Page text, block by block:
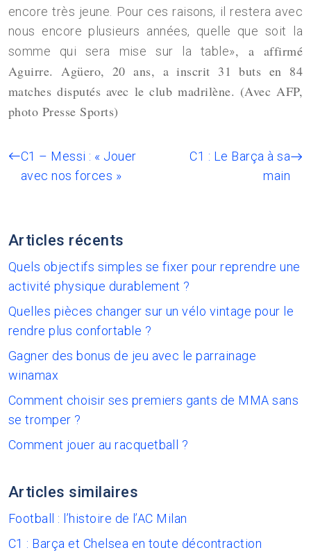
encore très jeune. Pour ces raisons, il restera avec
nous encore plusieurs années, quelle que soit la
somme qui sera mise sur la table», a affirmé
Aguirre. Agüero, 20 ans, a inscrit 31 buts en 84
matches disputés avec le club madrilène. (Avec AFP,
photo Presse Sports)
C1 – Messi : « Jouer
avec nos forces »
C1 : Le Barça à sa
main
Articles récents
Quels objectifs simples se fixer pour reprendre une
activité physique durablement ?
Quelles pièces changer sur un vélo vintage pour le
rendre plus confortable ?
Gagner des bonus de jeu avec le parrainage
winamax
Comment choisir ses premiers gants de MMA sans
se tromper ?
Comment jouer au racquetball ?
Articles similaires
Football : l’histoire de l’AC Milan
C1 : Barça et Chelsea en toute décontraction